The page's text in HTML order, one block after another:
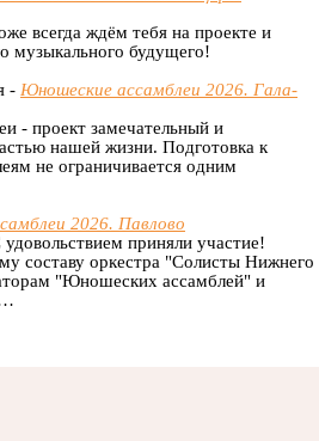
всегда ждём тебя на проекте и
музыкального будущего!
- Юношеские ассамблеи 2026. Гала-
- проект замечательный и
нашей жизни. Подготовка к
не ограничивается одним
2026. Павлово
приняли участие!
составу оркестра "Солисты Нижнего
"Юношеских ассамблей" и